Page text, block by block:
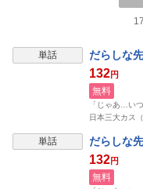
単話 だらしな
132円
無料
「じゃあ…い
日本三大カス
単話 だらしな
132円
無料